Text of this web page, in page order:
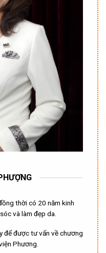
thời có 20 năm kinh
và làm đẹp da.
để được tư vấn về chương
Phương.